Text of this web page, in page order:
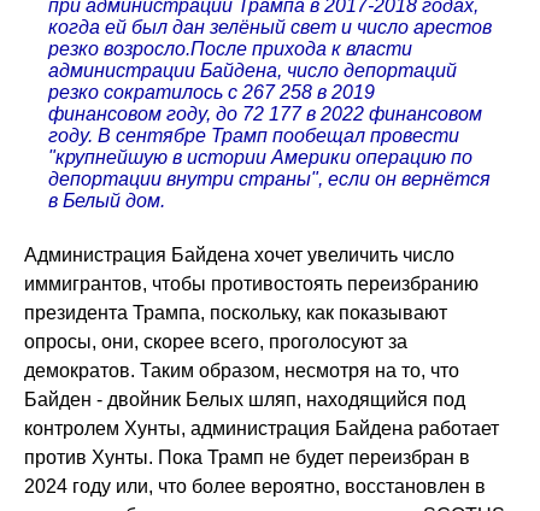
при администрации Трампа в 2017-2018 годах,
когда ей был дан зелёный свет и число арестов
резко возросло.После прихода к власти
администрации Байдена, число депортаций
резко сократилось с 267 258 в 2019
финансовом году, до 72 177 в 2022 финансовом
году. В сентябре Трамп пообещал провести
"крупнейшую в истории Америки операцию по
депортации внутри страны", если он вернётся
в Белый дом.
Администрация Байдена хочет увеличить число
иммигрантов, чтобы противостоять переизбранию
президента Трампа, поскольку, как показывают
опросы, они, скорее всего, проголосуют за
демократов. Таким образом, несмотря на то, что
Байден - двойник Белых шляп, находящийся под
контролем Хунты, администрация Байдена работает
против Хунты. Пока Трамп не будет переизбран в
2024 году или, что более вероятно, восстановлен в